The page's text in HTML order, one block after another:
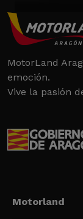
MotorLand
emoción.
Vive la pasión
Motorland